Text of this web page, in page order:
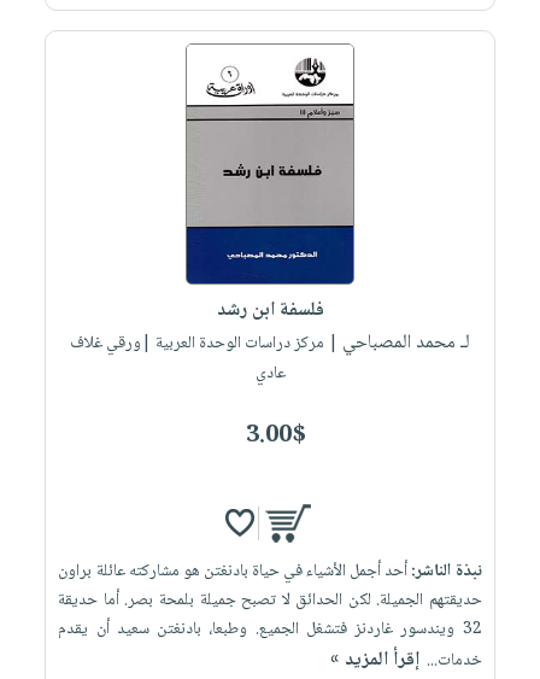
فلسفة ابن رشد
لـ محمد المصباحي | مركز دراسات الوحدة العربية |ورقي غلاف
عادي
3.00$
نبذة الناشر:أحد أجمل الأشياء في حياة بادنغتن هو مشاركته عائلة براون
حديقتهم الجميلة. لكن الحدائق لا تصبح جميلة بلمحة بصر. أما حديقة
32 ويندسور غاردنز فتشغل الجميع. وطبعا، بادنغتن سعيد أن يقدم
خدمات... إقرأ المزيد »